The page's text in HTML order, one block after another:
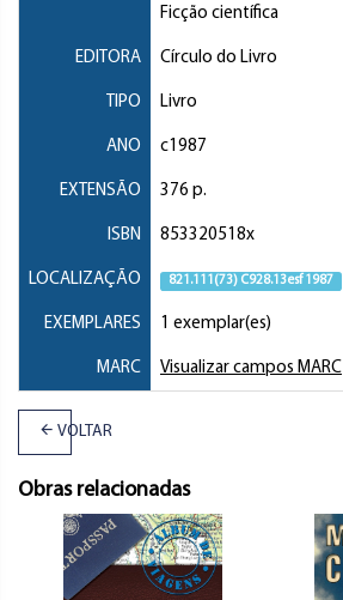
Ficção científica
EDITORA Círculo do Livro
TIPO Livro
ANO c1987
EXTENSÃO 376 p.
ISBN 853320518x
LOCALIZAÇÃO 821.111(73) C928.13esf 1987
EXEMPLARES 1 exemplar(es)
MARC Visualizar campos MARC
VOLTAR
Obras relacionadas